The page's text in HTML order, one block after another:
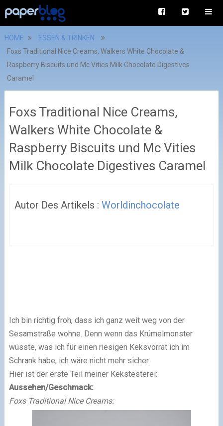
HOME
ESSEN & TRINKEN
Foxs Traditional Nice Creams, Walkers White Chocolate &
Raspberry Biscuits und Mc Vities Milk Chocolate Digestives
Caramel
Foxs Traditional Nice Creams,
Walkers White Chocolate &
Raspberry Biscuits und Mc Vities
Milk Chocolate Digestives Caramel
Autor Des Artikels : Worldinchocolate
Ich bin richtig froh, dass ich ganz weit weg von der
Sesamstraße wohne. Denn wenn das Krümelmonster
wüsste, was ich für einen riesigen Keksvorrat ich im
Schrank habe, ich wäre nicht mehr sicher.
Hier ist der erste Teil meiner Kekstesterei:
Aussehen/Geschmack:
Foxs Traditional Nice Creams: